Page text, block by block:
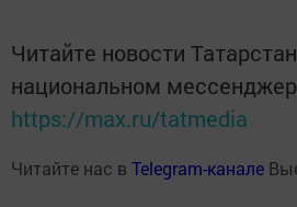
Читайте новости
национальном
https://max.ru/tatmedia
Читайте нас в Telegram-канале